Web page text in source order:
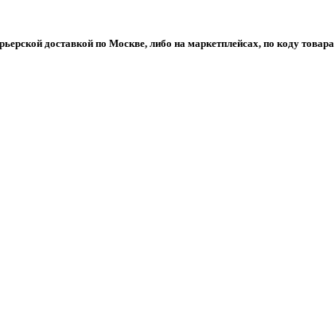
доставкой по Москве, либо на маркетплейсах, по коду товара